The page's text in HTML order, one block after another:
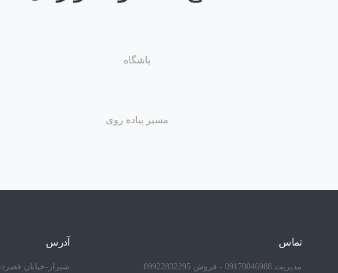
باشگاه
مسیر پیاده روی
تماس
مدیریت 09170046988 - فروش 09922832295
آدرس
شیراز-خیابان